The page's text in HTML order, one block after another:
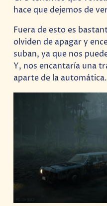
hace que dejemos de
Fuera de esto es
olviden de apagar y
suban, ya que nos
Y, nos encantaría una
aparte de la automática.